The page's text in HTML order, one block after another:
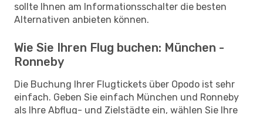
sollte Ihnen am Informationsschalter die besten
Alternativen anbieten können.
Wie Sie Ihren Flug buchen: München -
Ronneby
Die Buchung Ihrer Flugtickets über Opodo ist sehr
einfach. Geben Sie einfach München und Ronneby
als Ihre Abflug- und Zielstädte ein, wählen Sie Ihre